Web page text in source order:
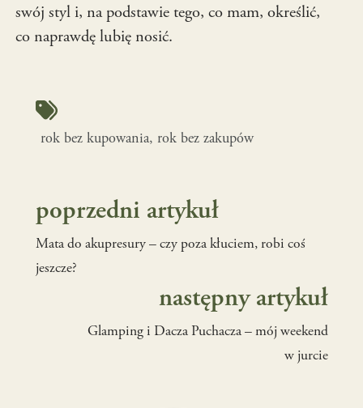
swój styl i, na podstawie tego, co mam, określić,
co naprawdę lubię nosić.
rok bez kupowania, rok bez zakupów
poprzedni artykuł
Mata do akupresury – czy poza kłuciem, robi coś
jeszcze?
następny artykuł
Glamping i Dacza Puchacza – mój weekend
w jurcie